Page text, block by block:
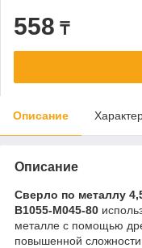
558 ₸
Описание
Описание
Сверло по металлу
B1055-M045-80
металле с помощью
повышенной